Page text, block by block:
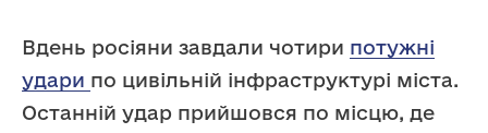
Вдень росіяни завдали чотири потужні
удари по цивільній інфраструктурі міста.
Останній удар прийшовся по місцю, де